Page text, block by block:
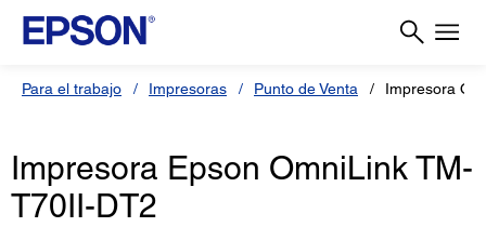
Para el trabajo Impresoras Punto de Venta Impresora
Impresora Epson OmniLink TM-
T70II-DT2